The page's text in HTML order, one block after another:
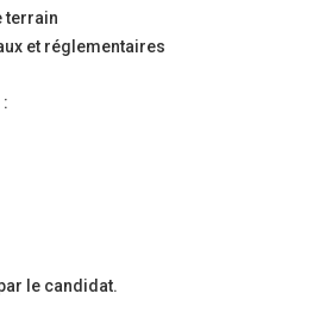
terrain
et réglementaires
le candidat.